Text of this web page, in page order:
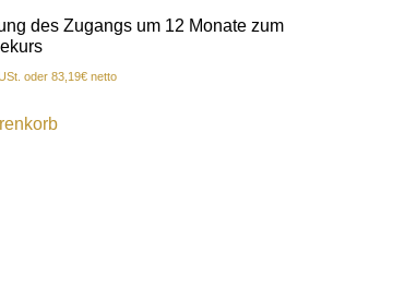
des Zugangs um 12 Monate zum
oder 83,19€netto